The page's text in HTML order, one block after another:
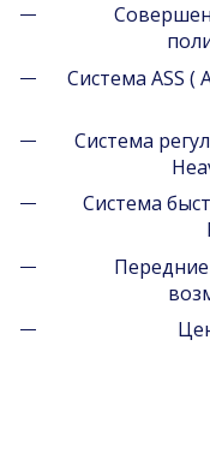
Система ASS (
Система
Система